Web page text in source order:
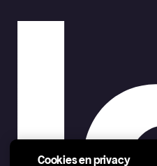
Cookies en privacy